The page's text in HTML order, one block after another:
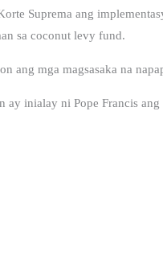
Suprema ang
sa coconut levy fund.
ang mga magsasaka na
ay inialay ni Pope Francis